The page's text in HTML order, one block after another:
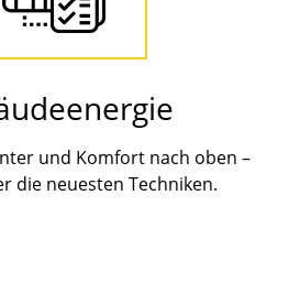
und Komfort nach oben –
die neuesten Techniken.